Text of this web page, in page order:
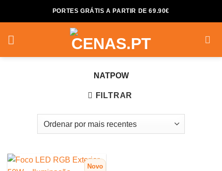
PORTES GRÁTIS A PARTIR DE 69.90€
NATPOW
FILTRAR
Novo